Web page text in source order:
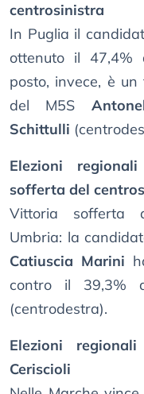
centrosinistra
In Puglia il
ottenuto il 47,4%
posto, invece, è
del M5S
Schittulli
Elezioni
sofferta del
Vittoria sofferta
Umbria: la
Catiuscia Marini
contro il 39,3%
(centrodestra).
Elezioni
Ceriscioli